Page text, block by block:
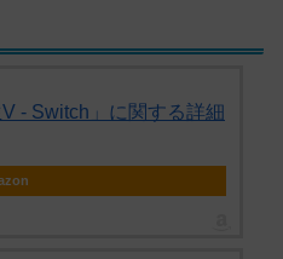
- Switch」に関する詳細